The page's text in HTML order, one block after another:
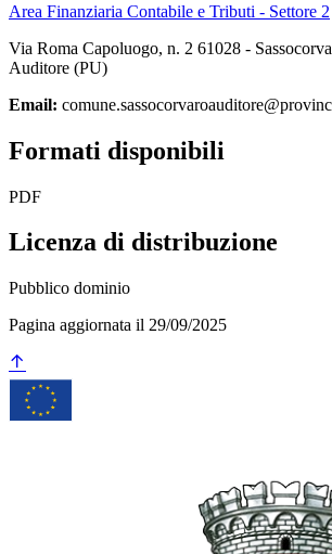
Area Finanziaria Contabile e Tributi - Settore 2
Via Roma Capoluogo, n. 2 61028 -
Auditore (PU)
Email:
Formati disponibili
PDF
Licenza di distribuzione
Pubblico dominio
Pagina aggiornata il 29/09/2025